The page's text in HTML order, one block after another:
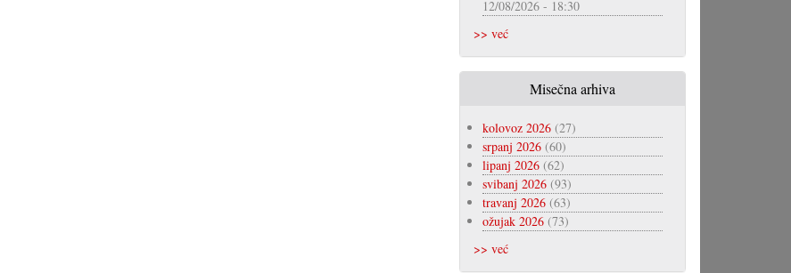
12/08/2026 - 18:30
>> već
Misečna arhiva
kolovoz 2026(27)
srpanj 2026(60)
lipanj 2026(62)
svibanj 2026(93)
travanj 2026(63)
ožujak 2026(73)
>> već